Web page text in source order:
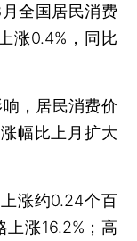
全国居民消费
涨0.4%，同比
，居民消费价
幅比上月扩大
涨约0.24个百
涨16.2%；高